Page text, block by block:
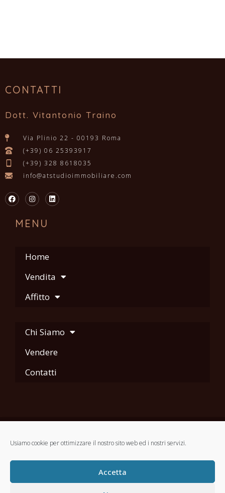
Usiamo cookie per ottimizzare il nostro sito web ed i nostri servizi.
Accetta
CONTATTI
Dott. Vitantonio Traino
Via Plinio 22 - 00193 Roma
(+39) 06 25393917
(+39) 328 8618035
info@atstudioimmobiliare.com
MENU
Home
Vendita
Affitto
Chi Siamo
Vendere
Contatti
Copyright © 2021 AT STUDIO IMMOBILIARE. P.I. 09672751006 - REA di